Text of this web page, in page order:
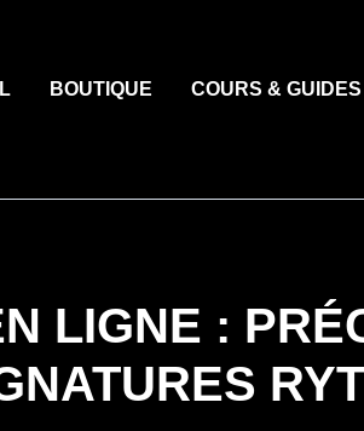
BOUTIQUE COURS & GUIDES
LIGNE :